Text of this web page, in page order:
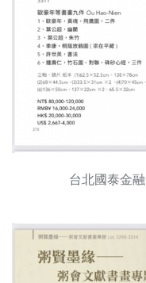
台北國泰金